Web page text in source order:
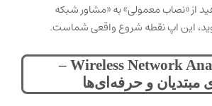
از «نصاب معمولی» به «مشاور شبکه
این اپ نقطه شروع واقعی شماست.
۵. Wireless Network Analyzer Pro –
مبتدیان و حرفه‌ای‌ها